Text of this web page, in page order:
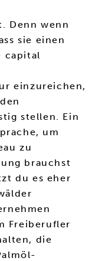
Denn wenn
sie einen
capital
einzureichen,
stellen. Ein
um
zu
brauchst
du es eher
Freiberufler
die